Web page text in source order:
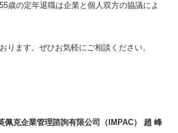
歳の定年退職は企業と個人双方の協議によ
ります。ぜひお気軽にご相談ください。
佩克企業管理諮詢有限公司（IMPAC） 趙 峰